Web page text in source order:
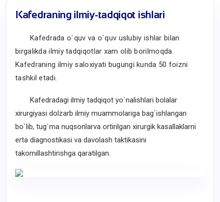
Kafedraning ilmiy-tadqiqot ishlari
Kafedrada o`quv va o`quv uslubiy ishlar bilan
birgalikda ilmiy tadqiqotlar xam olib borilmoqda.
Kafedraning ilmiy saloxiyati bugungi kunda 50 foizni
tashkil etadi.
Kafedradagi ilmiy tadqiqot yo`nalishlari bolalar
xirurgiyasi dolzarb ilmiy muammolariga bag`ishlangan
bo`lib, tug`ma nuqsonlarva ortirilgan xirurgik kasallaklarni
erta diagnostikasi va davolash taktikasini
takomillashtirishga qaratilgan.